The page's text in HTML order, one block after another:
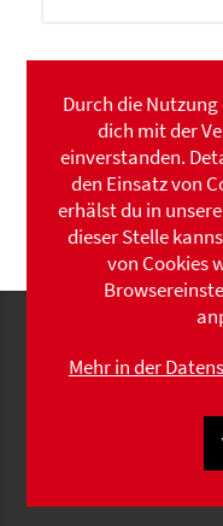
Keine Produkte.
überspringen
© 2026 Oliver
Durch die
dich mit der
einverstanden.
den Einsatz von
erhälst du in
dieser Stelle
von Cookies
Mehr in der